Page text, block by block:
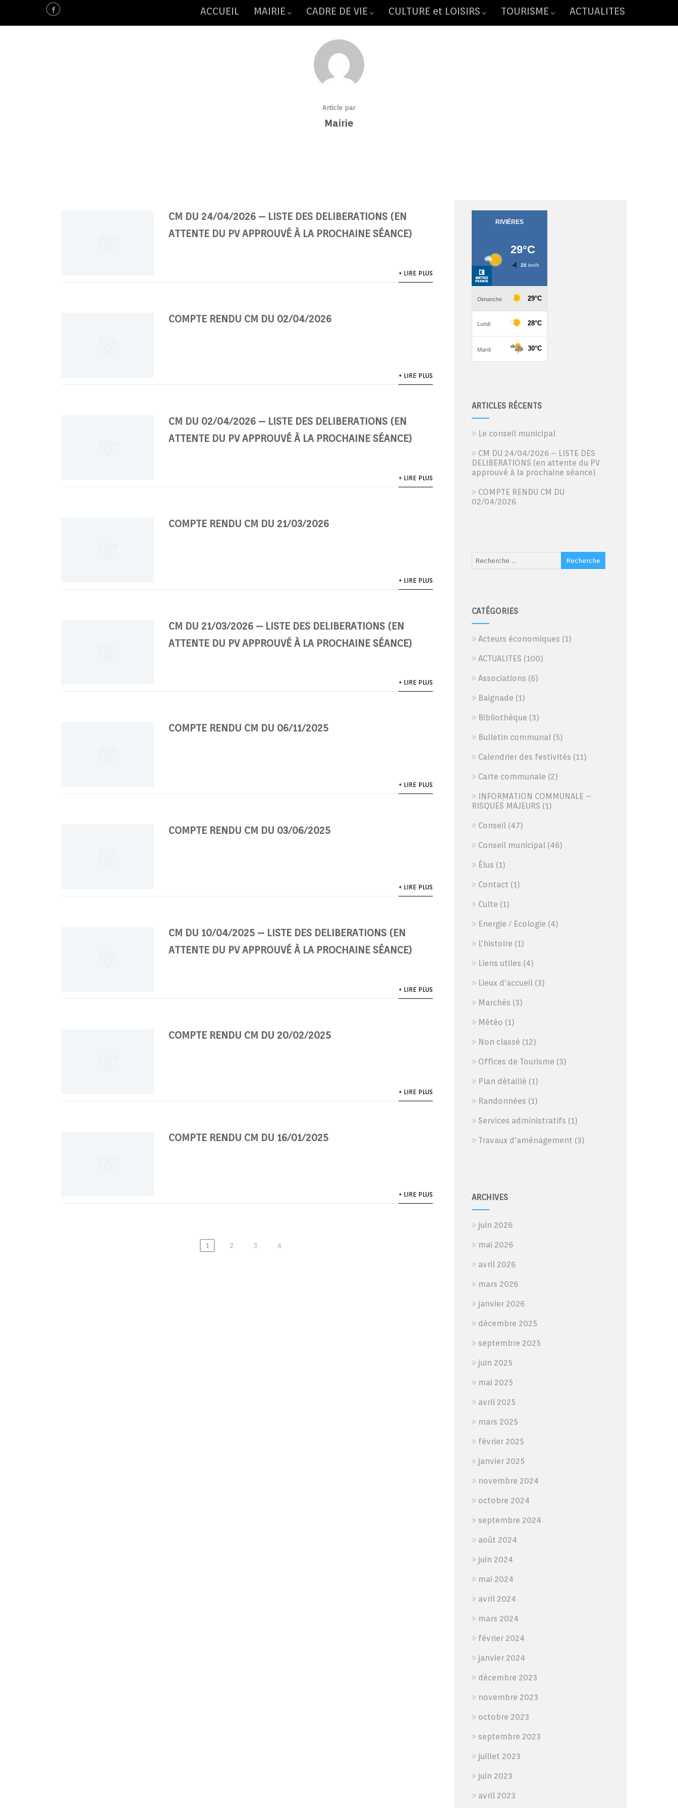
ACCUEIL MAIRIE CADRE DE VIE CULTURE et LOISIRS TOURISME ACTUALITES
Article par
Mairie
CM DU 24/04/2026 – LISTE DES DELIBERATIONS (EN
ATTENTE DU PV APPROUVÉ À LA PROCHAINE SÉANCE)
+ LIRE PLUS
COMPTE RENDU CM DU 02/04/2026
+ LIRE PLUS
CM DU 02/04/2026 – LISTE DES DELIBERATIONS (EN
ATTENTE DU PV APPROUVÉ À LA PROCHAINE SÉANCE)
+ LIRE PLUS
COMPTE RENDU CM DU 21/03/2026
+ LIRE PLUS
CM DU 21/03/2026 – LISTE DES DELIBERATIONS (EN
ATTENTE DU PV APPROUVÉ À LA PROCHAINE SÉANCE)
+ LIRE PLUS
COMPTE RENDU CM DU 06/11/2025
+ LIRE PLUS
COMPTE RENDU CM DU 03/06/2025
+ LIRE PLUS
CM DU 10/04/2025 – LISTE DES DELIBERATIONS (EN
ATTENTE DU PV APPROUVÉ À LA PROCHAINE SÉANCE)
+ LIRE PLUS
COMPTE RENDU CM DU 20/02/2025
+ LIRE PLUS
COMPTE RENDU CM DU 16/01/2025
+ LIRE PLUS
1 2 3 4
ARTICLES RÉCENTS
Le conseil municipal
CM DU 24/04/2026 – LISTE DES
DELIBERATIONS (en attente du PV
approuvé à la prochaine séance)
COMPTE RENDU CM DU
02/04/2026
CATÉGORIES
Acteurs économiques (1)
ACTUALITES (100)
Associations (6)
Baignade (1)
Bibliothèque (3)
Bulletin communal (5)
Calendrier des festivités (11)
Carte communale (2)
INFORMATION COMMUNALE –
RISQUES MAJEURS (1)
Conseil (47)
Conseil municipal (46)
Élus (1)
Contact (1)
Culte (1)
Energie / Ecologie (4)
L'histoire (1)
Liens utiles (4)
Lieux d'accueil (3)
Marchés (3)
Météo (1)
Non classé (12)
Offices de Tourisme (3)
Plan détaillé (1)
Randonnées (1)
Services administratifs (1)
Travaux d'aménagement (3)
ARCHIVES
juin 2026
mai 2026
avril 2026
mars 2026
janvier 2026
décembre 2025
septembre 2025
juin 2025
mai 2025
avril 2025
mars 2025
février 2025
janvier 2025
novembre 2024
octobre 2024
septembre 2024
août 2024
juin 2024
mai 2024
avril 2024
mars 2024
février 2024
janvier 2024
décembre 2023
novembre 2023
octobre 2023
septembre 2023
juillet 2023
juin 2023
avril 2023